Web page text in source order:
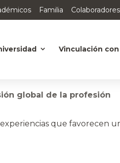
Familia Colaboradores
Vinculación
global de la profesión